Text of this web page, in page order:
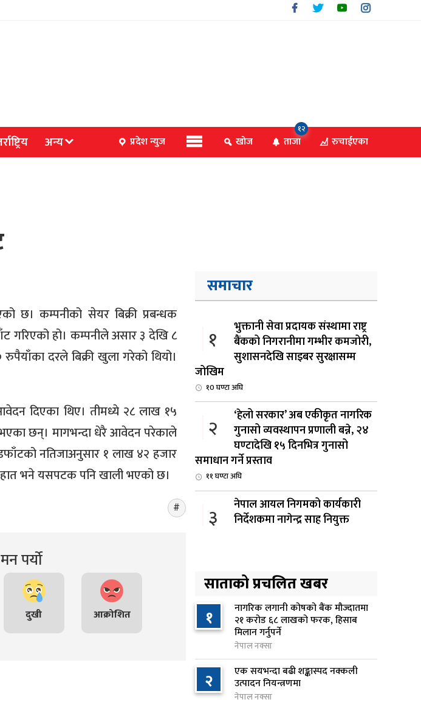
अन्य प्रदेश न्युज खोज ताजा
१२
रुचाईएका
छ। कम्पनीको सेयर बिक्री प्रबन्धक
गरिएको हो। कम्पनीले असार ३ देखि ८
दरले बिक्री खुला गरेको थियो।
दिएका थिए। तीमध्ये २८ लाख १५
छन्। मागभन्दा धेरै आवेदन परेकाले
नतिजाअनुसार १ लाख ४२ हजार
भने यसपटक पनि खाली भएको छ।
पर्यो
दुखी आक्रोशित
समाचार
१
भुक्तानी सेवा प्रदायक संस्थामा राष्ट्र
बैंकको निगरानीमा गम्भीर कमजोरी,
सुशासनदेखि साइबर सुरक्षासम्म
जोखिम
१0 घण्टा अघि
२
‘हेलो सरकार’ अब एकीकृत नागरिक
गुनासो व्यवस्थापन प्रणाली बन्ने, २४
घण्टादेखि १५ दिनभित्र गुनासो
समाधान गर्ने प्रस्ताव
११ घण्टा अघि
३
नेपाल आयल निगमको कार्यकारी
निर्देशकमा नागेन्द्र साह नियुक्त
४
प्राथमिकता दिँदै त्रिभुवन
विश्वविद्यालयले नयाँ नीति तथा
कार्यक्रम ल्याउने
१३ घण्टा अघि
५
सरकारद्वारा राष्ट्रसेवक कर्मचारीको
नयाँ तलबमान स्वीकृत, न्यूनतम तलब
२८ हजार ९८४ रुपैयाँ
१४ घण्टा अघि
साताको प्रचलित खबर
१ नागरिक लगानी कोषको बैंक मौज्दातमा
२१ करोड ६८ लाखको फरक, हिसाब
मिलान गर्नुपर्ने
नेपाल नक्सा
२ एक सयभन्दा बढी शङ्कास्पद नक्कली
उत्पादन नियन्त्रणमा
नेपाल नक्सा